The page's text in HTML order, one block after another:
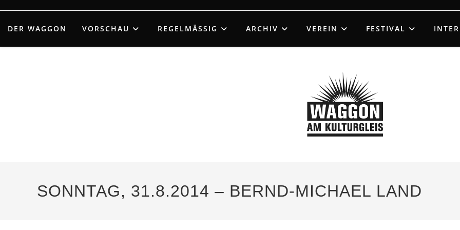
springen
DER WAGGON VORSCHAU REGELMÄSSIG ARCHIV VEREIN FESTIVAL
SONNTAG, 31.8.2014 – BERND-MICHAEL LAND